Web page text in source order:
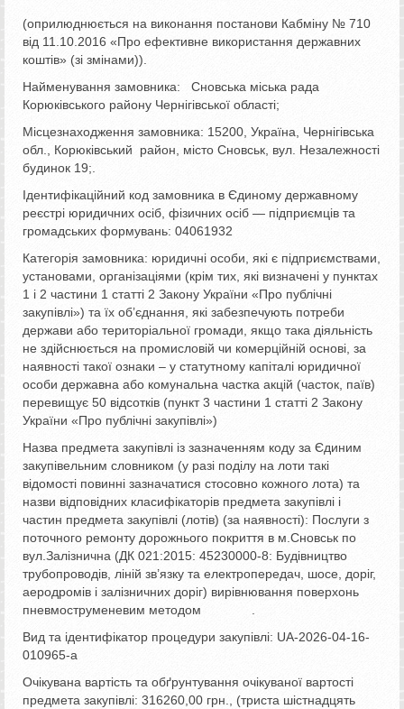
(оприлюднюється на виконання постанови Кабміну № 710
від 11.10.2016 «Про ефективне використання державних
коштів» (зі змінами)).
Найменування замовника: Сновська міська рада
Корюківського району Чернігівської області;
Місцезнаходження замовника: 15200, Україна, Чернігівська
обл., Корюківський район, місто Сновськ, вул. Незалежності
будинок 19;.
Ідентифікаційний код замовника в Єдиному державному
реєстрі юридичних осіб, фізичних осіб — підприємців та
громадських формувань: 04061932
Категорія замовника: юридичні особи, які є підприємствами,
установами, організаціями (крім тих, які визначені у пунктах
1 і 2 частини 1 статті 2 Закону України «Про публічні
закупівлі») та їх об’єднання, які забезпечують потреби
держави або територіальної громади, якщо така діяльність
не здійснюється на промисловій чи комерційній основі, за
наявності такої ознаки – у статутному капіталі юридичної
особи державна або комунальна частка акцій (часток, паїв)
перевищує 50 відсотків (пункт 3 частини 1 статті 2 Закону
України «Про публічні закупівлі»)
Назва предмета закупівлі із зазначенням коду за Єдиним
закупівельним словником (у разі поділу на лоти такі
відомості повинні зазначатися стосовно кожного лота) та
назви відповідних класифікаторів предмета закупівлі і
частин предмета закупівлі (лотів) (за наявності): Послуги з
поточного ремонту дорожнього покриття в м.Сновськ по
вул.Залізнична (ДК 021:2015: 45230000-8: Будівництво
трубопроводів, ліній зв’язку та електропередач, шосе, доріг,
аеродромів і залізничних доріг) вирівнювання поверхонь
пневмоструменевим методом .
Вид та ідентифікатор процедури закупівлі: UA-2026-04-16-
010965-a
Очікувана вартість та обґрунтування очікуваної вартості
предмета закупівлі: 316260,00 грн., (триста шістнадцять